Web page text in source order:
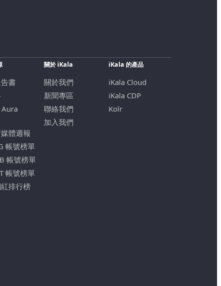
書
體週報
帳號榜單
帳號榜單
帳號榜單
排行榜
關於 iKala
關於我們
新聞專區
聯絡我們
加入我們
iKala 的產品
iKala Cloud
iKala CDP
Kolr